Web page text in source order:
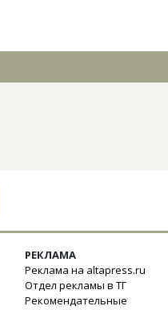
РЕКЛАМА
Реклама на altapress.ru
Отдел рекламы в ТГ
Рекомендательные